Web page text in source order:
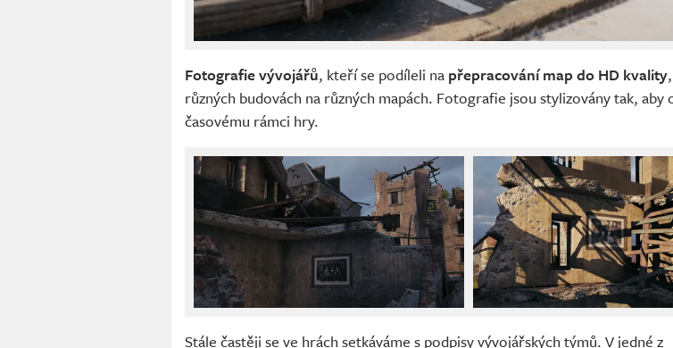
Fotografie vývojářů, kteří se podíleli na přepracování map do HD kvality
různých budovách na různých mapách. Fotografie jsou stylizovány tak, aby
časovému rámci hry.
Stále častěji se ve hrách setkáváme s podpisy vývojářských týmů. V jedné z